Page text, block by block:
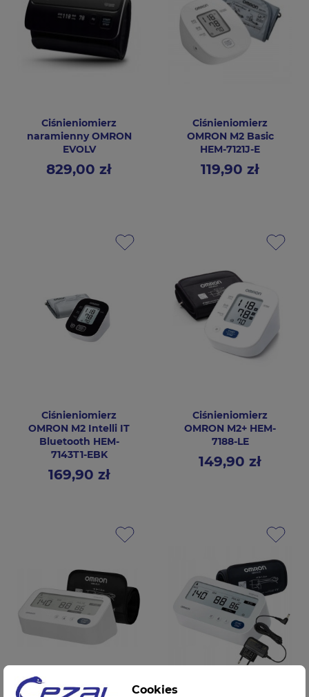
Ciśnieniomierz
naramienny OMRON
EVOLV
Cena829,00 zł
Ciśnieniomierz
OMRON M2 Basic
HEM-7121J-E
Cena119,90 zł
Ciśnieniomierz
OMRON M2 Intelli IT
Bluetooth HEM-
7143T1-EBK
Cena169,90 zł
Ciśnieniomierz
OMRON M2+ HEM-
7188-LE
Cena149,90 zł
Cookies